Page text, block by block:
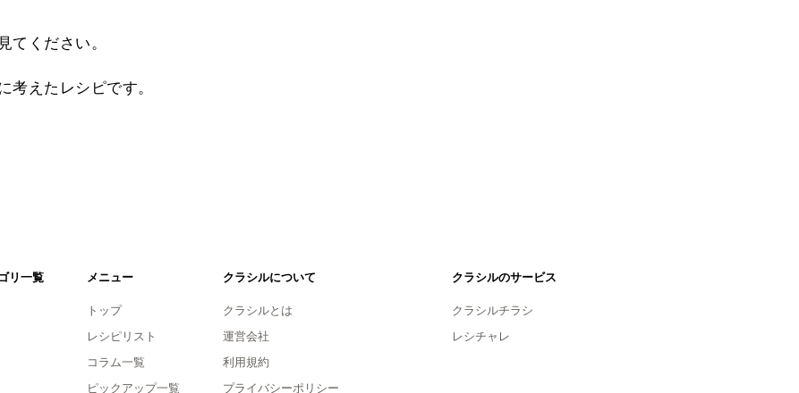
てください。
考えたレシピです。
リ一覧 メニュー
トップ
レシピリスト
コラム一覧
ピックアップ一覧
クラシルについて
クラシルとは
運営会社
利用規約
プライバシーポリシー
クラシルのサービス
クラシルチラシ
レシチャレ